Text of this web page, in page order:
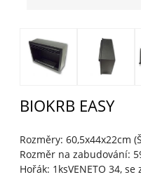
BIOKRB EASY
Rozměry: 60,5x44x22cm
Rozměr na zabudování:
Hořák: 1ksVENETO 34,